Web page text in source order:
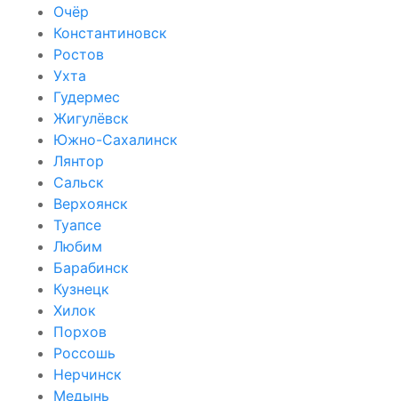
Очёр
Константиновск
Ростов
Ухта
Гудермес
Жигулёвск
Южно-Сахалинск
Лянтор
Сальск
Верхоянск
Туапсе
Любим
Барабинск
Кузнецк
Хилок
Порхов
Россошь
Нерчинск
Медынь